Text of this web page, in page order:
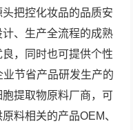
把控化妆品的品质安
、生产全流程的成熟
，同时也可提供个性
节省产品研发生产的
提取物原料厂商，可
料相关的产品OEM、